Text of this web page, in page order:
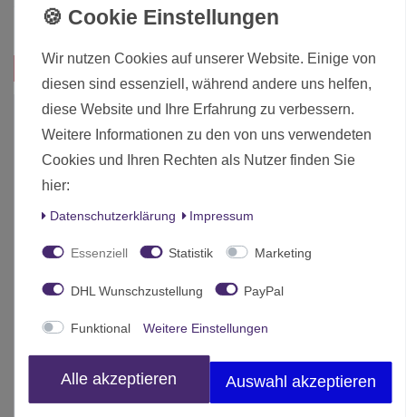
Inhalt 1 Stück
-10%
Wir nutzen Cookies auf unserer Website. Einige von
diesen sind essenziell, während andere uns helfen,
diese Website und Ihre Erfahrung zu verbessern.
Weitere Informationen zu den von uns verwendeten
Cookies und Ihren Rechten als Nutzer finden Sie
hier:
Daten­schutz­erklärung Impressum
Essenziell Statistik Marketing
DHL Wunschzustellung PayPal
Funktional Weitere Einstellungen
Alle akzeptieren Auswahl akzeptieren